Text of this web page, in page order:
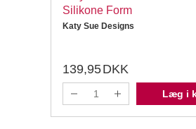
Silikone Form
Katy Sue Designs
139,95DKK
Læg i